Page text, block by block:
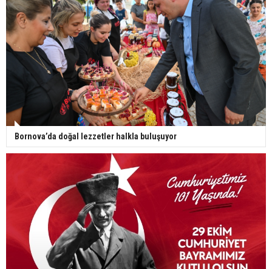
Bornova’da doğal lezzetler halkla buluşuyor